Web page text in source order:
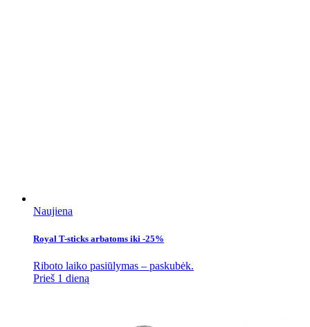
Naujiena
Royal T-sticks arbatoms iki -25%
Riboto laiko pasiūlymas – paskubėk.
Prieš 1 dieną